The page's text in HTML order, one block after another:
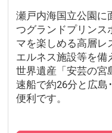
瀬戸内海国立公園に
つグランドプリンス
マを楽しめる高層レ
エルネス施設等を備
世界遺産「安芸の宮
速船で約26分と広
便利です。